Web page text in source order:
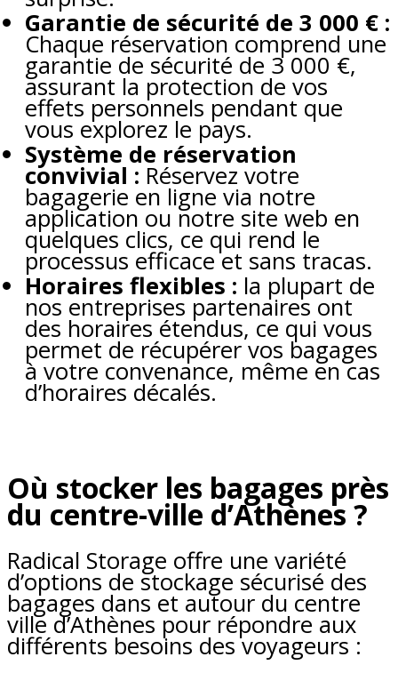
Garantie de sécurité de 3 000 € :
Chaque réservation comprend une
garantie de sécurité de 3 000 €,
assurant la protection de vos
effets personnels pendant que
vous explorez le pays.
Système de réservation
convivial : Réservez votre
bagagerie en ligne via notre
application ou notre site web en
quelques clics, ce qui rend le
processus efficace et sans tracas.
Horaires flexibles : la plupart de
nos entreprises partenaires ont
des horaires étendus, ce qui vous
permet de récupérer vos bagages
à votre convenance, même en cas
d’horaires décalés.
Où stocker les bagages près
du centre-ville d’Athènes ?
Radical Storage offre une variété
d’options de stockage sécurisé des
bagages dans et autour du centre
ville d’Athènes pour répondre aux
différents besoins des voyageurs :